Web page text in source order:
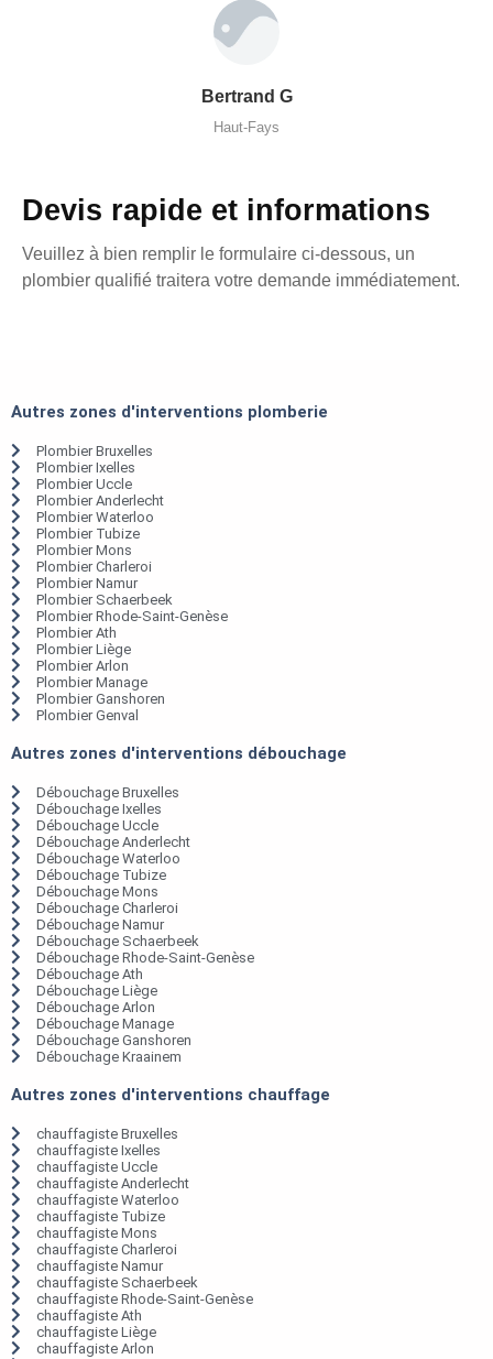
Bertrand G
Haut-Fays
Devis rapide et informations
Veuillez à bien remplir le formulaire ci-dessous, un
plombier qualifié traitera votre demande immédiatement.
Autres zones d'interventions plomberie
Plombier Bruxelles
Plombier Ixelles
Plombier Uccle
Plombier Anderlecht
Plombier Waterloo
Plombier Tubize
Plombier Mons
Plombier Charleroi
Plombier Namur
Plombier Schaerbeek
Plombier Rhode-Saint-Genèse
Plombier Ath
Plombier Liège
Plombier Arlon
Plombier Manage
Plombier Ganshoren
Plombier Genval
Autres zones d'interventions débouchage
Débouchage Bruxelles
Débouchage Ixelles
Débouchage Uccle
Débouchage Anderlecht
Débouchage Waterloo
Débouchage Tubize
Débouchage Mons
Débouchage Charleroi
Débouchage Namur
Débouchage Schaerbeek
Débouchage Rhode-Saint-Genèse
Débouchage Ath
Débouchage Liège
Débouchage Arlon
Débouchage Manage
Débouchage Ganshoren
Débouchage Kraainem
Autres zones d'interventions chauffage
chauffagiste Bruxelles
chauffagiste Ixelles
chauffagiste Uccle
chauffagiste Anderlecht
chauffagiste Waterloo
chauffagiste Tubize
chauffagiste Mons
chauffagiste Charleroi
chauffagiste Namur
chauffagiste Schaerbeek
chauffagiste Rhode-Saint-Genèse
chauffagiste Ath
chauffagiste Liège
chauffagiste Arlon